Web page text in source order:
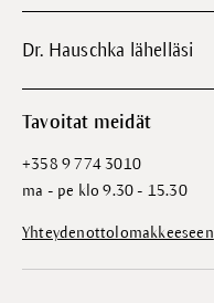
Dr. Hauschka lähelläsi
Tavoitat meidät
+358 9 774 3010
ma - pe klo 9.30 - 15.30
Yhteydenottolomakkeeseen